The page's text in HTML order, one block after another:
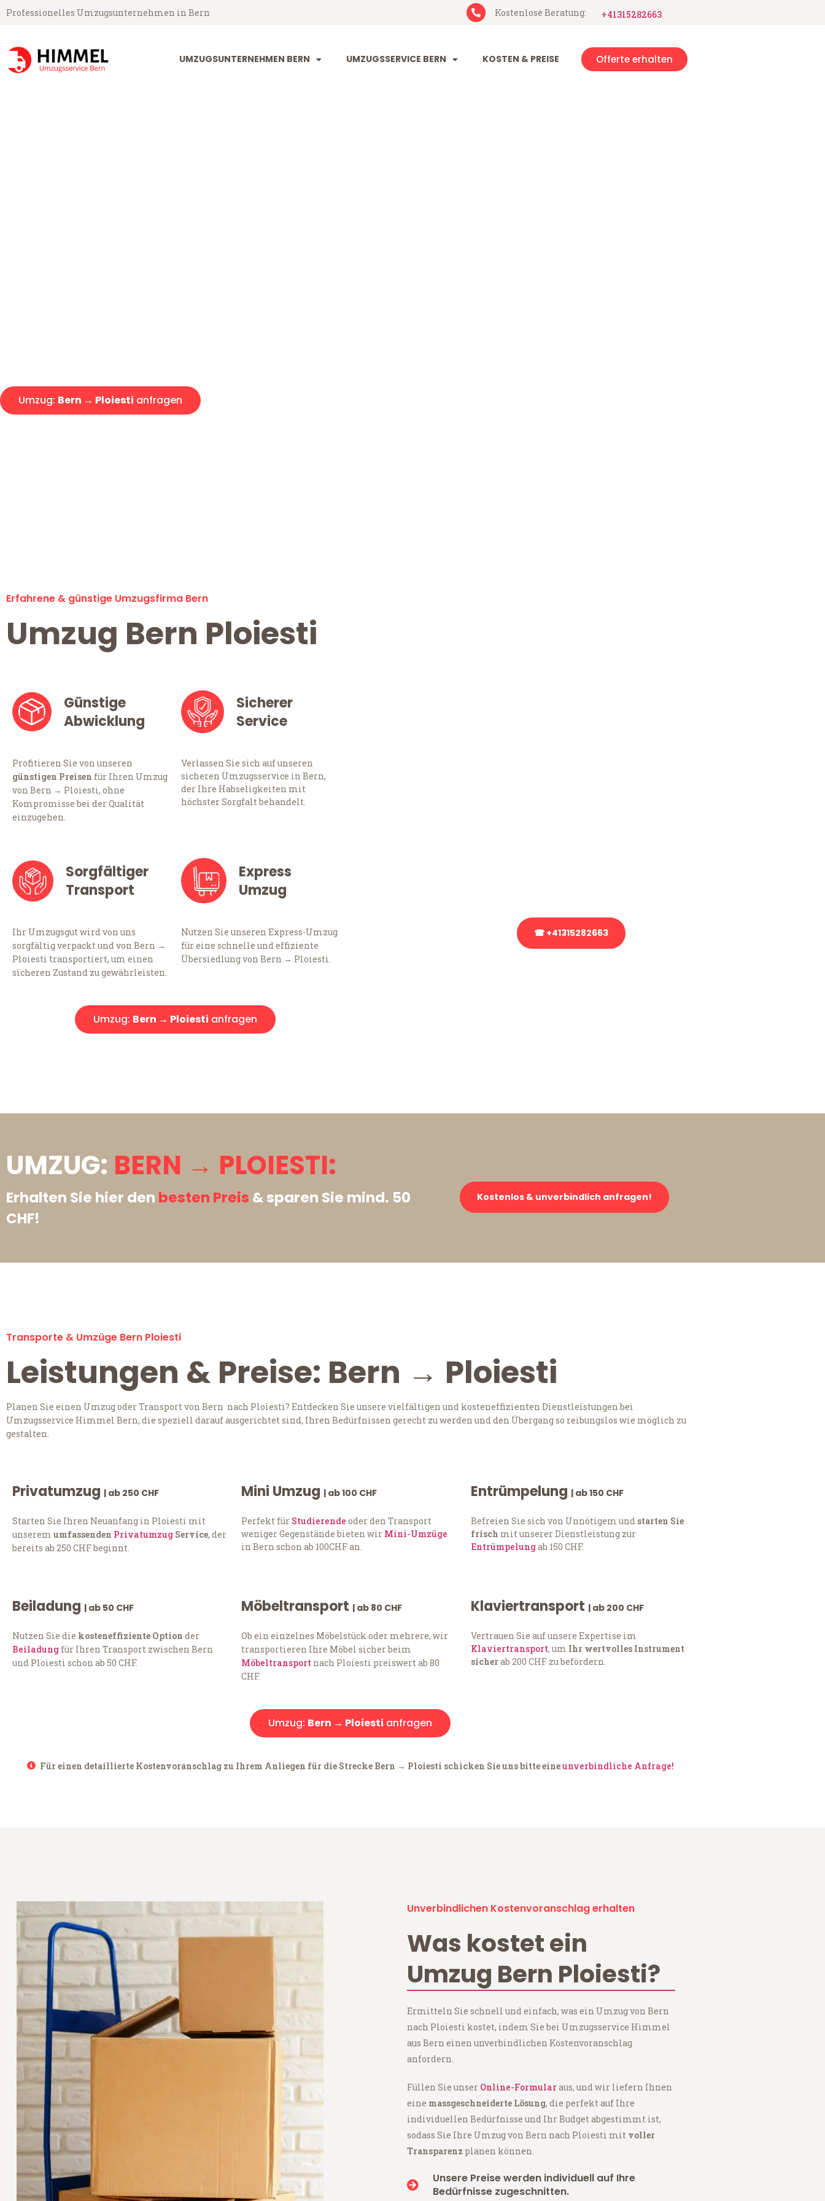
Professionelles Umzugsunternehmen in Bern Kostenlose Beratung: +41315282663
UMZUGSUNTERNEHMEN BERN UMZUGSSERVICE BERN KOSTEN & PREISE Offerte erhalten
Umzug: Bern → Ploiesti anfragen
Erfahrene & günstige Umzugsfirma Bern
Umzug Bern Ploiesti
Günstige
Abwicklung
Profitieren Sie von unseren
günstigen Preisen für Ihren Umzug
von Bern → Ploiesti, ohne
Kompromisse bei der Qualität
einzugehen.
Sicherer
Service
Verlassen Sie sich auf unseren
sicheren Umzugsservice in Bern,
der Ihre Habseligkeiten mit
höchster Sorgfalt behandelt.
Sorgfältiger
Transport
Ihr Umzugsgut wird von uns
sorgfältig verpackt und von Bern →
Ploiesti transportiert, um einen
sicheren Zustand zu gewährleisten.
Express
Umzug
Nutzen Sie unseren Express-Umzug
für eine schnelle und effiziente
Übersiedlung von Bern → Ploiesti.
Umzug: Bern → Ploiesti anfragen
☎ +41315282663
UMZUG: BERN → PLOIESTI:
Erhalten Sie hier den besten Preis & sparen Sie mind. 50
CHF!
Kostenlos & unverbindlich anfragen!
Transporte & Umzüge Bern Ploiesti
Leistungen & Preise: Bern → Ploiesti
Planen Sie einen Umzug oder Transport von Bern nach Ploiesti? Entdecken Sie unsere vielfältigen und kosteneffizienten Dienstleistungen bei
Umzugsservice Himmel Bern, die speziell darauf ausgerichtet sind, Ihren Bedürfnissen gerecht zu werden und den Übergang so reibungslos wie möglich zu
gestalten.
Privatumzug | ab 250 CHF
Starten Sie Ihren Neuanfang in Ploiesti mit
unserem umfassenden Privatumzug Service, der
bereits ab 250 CHF beginnt.
Mini Umzug | ab 100 CHF
Perfekt für Studierende oder den Transport
weniger Gegenstände bieten wir Mini-Umzüge
in Bern schon ab 100CHF an.
Entrümpelung | ab 150 CHF
Befreien Sie sich von Unnötigem und starten Sie
frisch mit unserer Dienstleistung zur
Entrümpelungab 150 CHF.
Beiladung | ab 50 CHF
Nutzen Sie die kosteneffiziente Option der
Beiladung für Ihren Transport zwischen Bern
und Ploiesti schon ab 50 CHF.
Möbeltransport | ab 80 CHF
Ob ein einzelnes Möbelstück oder mehrere, wir
transportieren Ihre Möbel sicher beim
Möbeltransport nach Ploiesti preiswert ab 80
CHF.
Klaviertransport | ab 200 CHF
Vertrauen Sie auf unsere Expertise im
Klaviertransport, um Ihr wertvolles Instrument
sicherab 200 CHF zu befördern.
Umzug: Bern → Ploiesti anfragen
Für einen detaillierte Kostenvoranschlag zu Ihrem Anliegen für die Strecke Bern → Ploiesti schicken Sie uns bitte eineunverbindliche Anfrage!
Unverbindlichen Kostenvoranschlag erhalten
Was kostet ein
Umzug Bern Ploiesti?
Ermitteln Sie schnell und einfach, was ein Umzug von Bern
nach Ploiesti kostet, indem Sie bei Umzugsservice Himmel
aus Bern einen unverbindlichen Kostenvoranschlag
anfordern.
Füllen Sie unser Online-Formularaus, und wir liefern Ihnen
eine massgeschneiderte Lösung, die perfekt auf Ihre
individuellen Bedürfnisse und Ihr Budget abgestimmt ist,
sodass Sie Ihre Umzug von Bern nach Ploiesti mit voller
Transparenz planen können.
Unsere Preise werden individuell auf Ihre
Bedürfnisse zugeschnitten.